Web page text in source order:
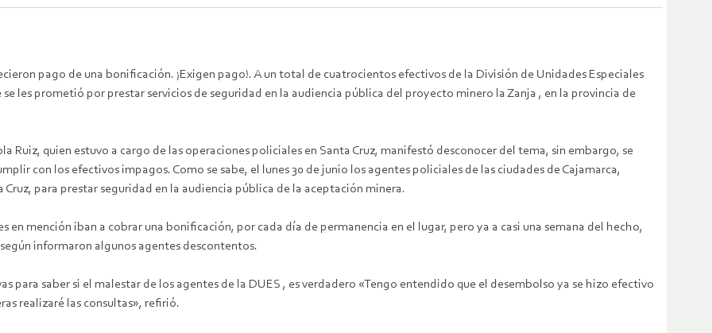
pago de una bonificación. ¡Exigen pago!. A un total de cuatrocientos efectivos de la División de Unidades Especiales
les prometió por prestar servicios de seguridad en la audiencia pública del proyecto minero la Zanja , en la provincia de
Ruiz, quien estuvo a cargo de las operaciones policiales en Santa Cruz, manifestó desconocer del tema, sin embargo, se
con los efectivos impagos. Como se sabe, el lunes 30 de junio los agentes policiales de las ciudades de Cajamarca,
para prestar seguridad en la audiencia pública de la aceptación minera.
mención iban a cobrar una bonificación, por cada día de permanencia en el lugar, pero ya a casi una semana del hecho,
informaron algunos agentes descontentos.
para saber si el malestar de los agentes de la DUES , es verdadero «Tengo entendido que el desembolso ya se hizo efectivo
realizaré las consultas», refirió.